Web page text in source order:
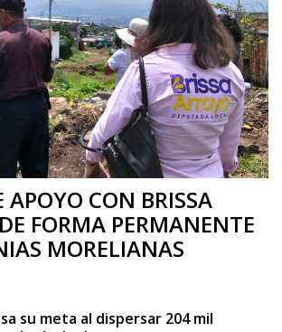
APOYO CON BRISSA
FORMA PERMANENTE
MORELIANAS
su meta al dispersar 204 mil